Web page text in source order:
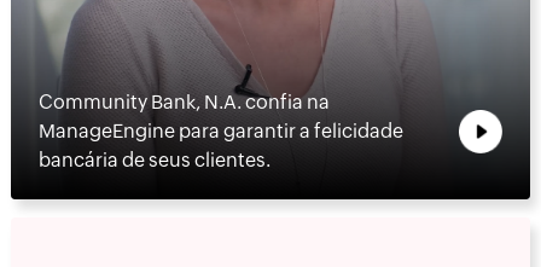
Community Bank, N.A. confia na
ManageEngine para garantir a felicidade
bancária de seus clientes.